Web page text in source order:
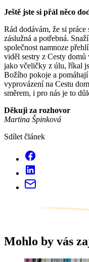
Ještě jste si přál něco
Rád dodávám, že si
záslužná a potřebná.
společnost namnoze
viděl sestry z Cesty domů
jako včeličky z úlu, říkal
Božího pokoje a
vyprovázení na Cestu
směrem, i pro nás je to
Děkuji za rozhovor
Martina Špinková
Sdílet článek
Mohlo by vás